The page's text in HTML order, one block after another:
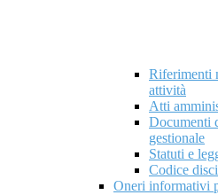
Riferimenti
attività
Atti
Documenti
gestionale
Statuti e
Codice
Oneri informativi